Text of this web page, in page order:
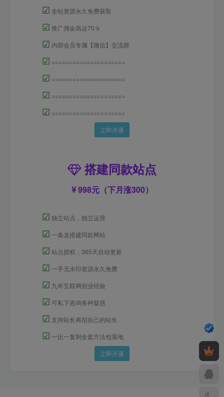
☑ 全站资源永久免费获取
☑ 推广佣金高达70％
☑ 内部会员专属【微信】交流群
☑ =====================
☑ =====================
☑ =====================
☑ =====================
立即开通
搭建同款站点
998元（下月涨300）
☑ 独立站点，独立运营
☑ 一条龙搭建同款网站
☑ 站点授权，365天自动更新
☑ 一手无水印资源永久免费
☑ 九年互联网创业经验
☑ 可私下咨询各种疑惑
☑ 支持站长再招自己的站长
☑ 一比一复制全套方法包落地
立即开通